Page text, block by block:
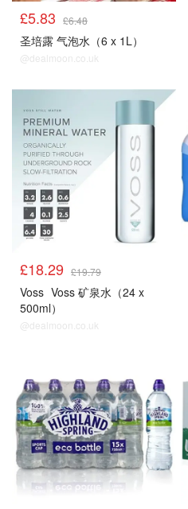
£5.83 £6.48
圣培露 气泡水（6 x 1L）
@dealmoon.co.uk
£18.29 £19.79
Voss Voss 矿泉水（24 x
500ml）
@dealmoon.co.uk